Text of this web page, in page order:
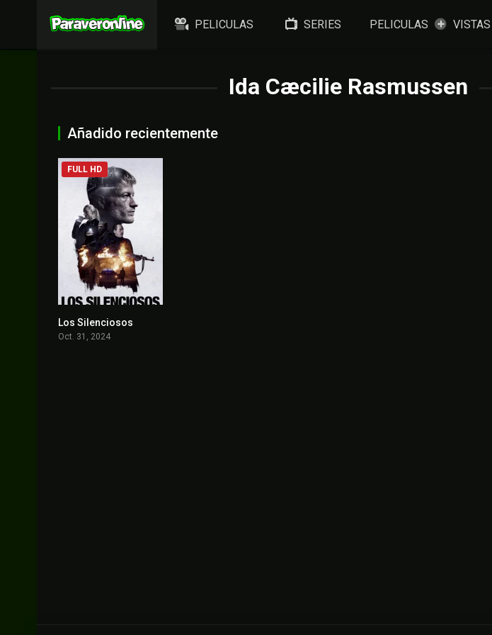
PELICULAS SERIES PELICULAS VISTAS
Ida Cæcilie Rasmussen
Añadido recientemente
FULL HD
Los Silenciosos
Oct. 31, 2024